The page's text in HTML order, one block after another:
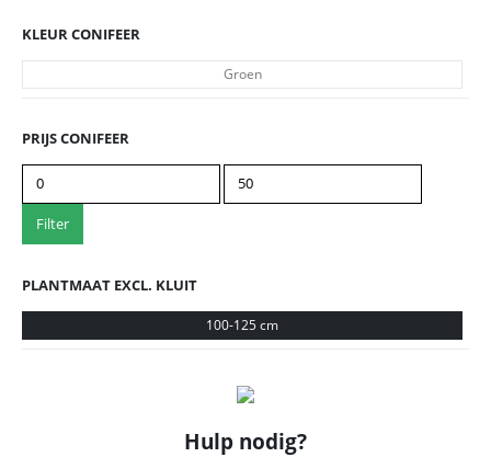
KLEUR CONIFEER
Groen
PRIJS CONIFEER
Filter
PLANTMAAT EXCL. KLUIT
100-125 cm
Hulp nodig?